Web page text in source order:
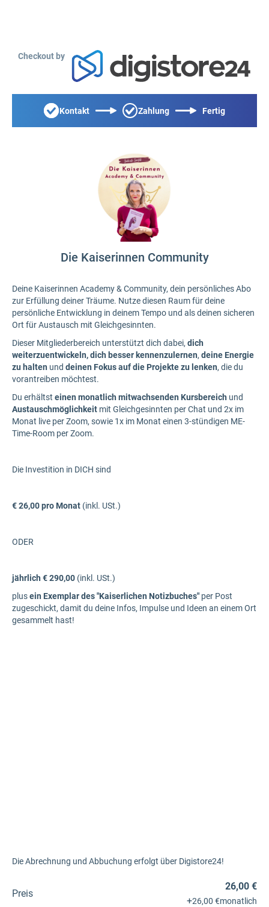
Checkout by
Kontakt Zahlung Fertig
Die Kaiserinnen Community
Deine Kaiserinnen Academy & Community, dein persönliches Abo
zur Erfüllung deiner Träume. Nutze diesen Raum für deine
persönliche Entwicklung in deinem Tempo und als deinen sicheren
Ort für Austausch mit Gleichgesinnten.
Dieser Mitgliederbereich unterstützt dich dabei, dich
weiterzuentwickeln, dich besser kennenzulernen, deine Energie
zu halten und deinen Fokus auf die Projekte zu lenken, die du
vorantreiben möchtest.
Du erhältst einen monatlich mitwachsenden Kursbereich und
Austauschmöglichkeit mit Gleichgesinnten per Chat und 2x im
Monat live per Zoom, sowie 1x im Monat einen 3-stündigen ME-
Time-Room per Zoom.
Die Investition in DICH sind
€ 26,00 pro Monat (inkl. USt.)
ODER
jährlich € 290,00 (inkl. USt.)
plusein Exemplar des "Kaiserlichen Notizbuches" per Post
zugeschickt, damit du deine Infos, Impulse und Ideen an einem Ort
gesammelt hast!
Die Abrechnung und Abbuchung erfolgt über Digistore24!
Preis
26,00 €
+26,00 €monatlich